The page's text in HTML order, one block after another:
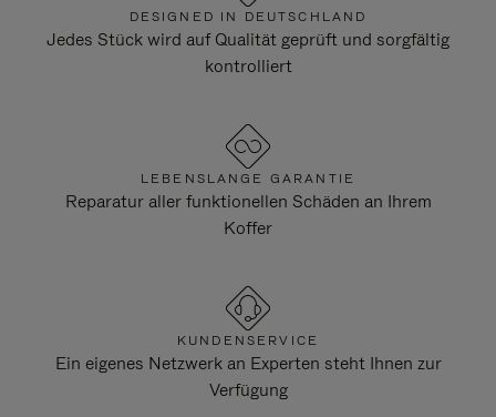
DESIGNED IN DEUTSCHLAND
Jedes Stück wird auf Qualität geprüft und sorgfältig
kontrolliert
LEBENSLANGE GARANTIE
Reparatur aller funktionellen Schäden an Ihrem
Koffer
KUNDENSERVICE
Ein eigenes Netzwerk an Experten steht Ihnen zur
Verfügung